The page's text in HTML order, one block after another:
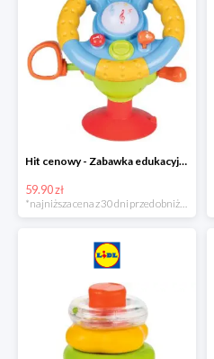
Hit cenowy - Zabawka edukacyjna
59.90 zł
*najniższa cena z 30 dni przed obniżką